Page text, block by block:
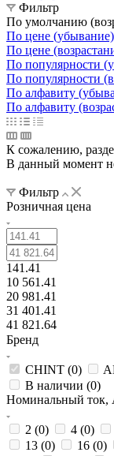
Фильтр
По умолчанию
По цене (убывание)
По цене
По популярности
По популярности
По алфавиту
По алфавиту
К сожалению,
В данный момент
Фильтр
Розничная цена
141.41
10 561.41
20 981.41
31 401.41
41 821.64
Бренд
CHINT (0)
В наличии (0)
Номинальный ток,
2 (0) 4 (0)
13 (0) 16 (0)